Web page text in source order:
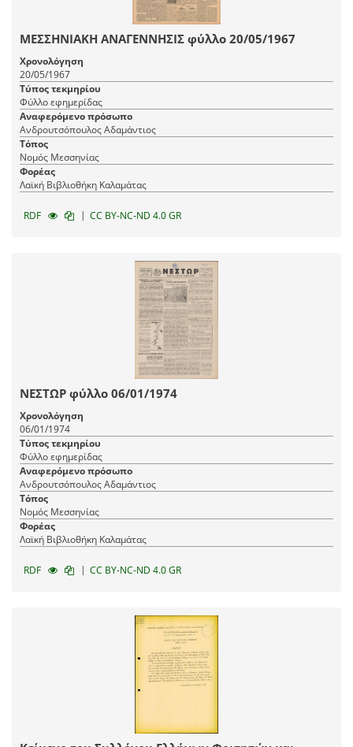
ΜΕΣΣΗΝΙΑΚΗ ΑΝΑΓΕΝΝΗΣΙΣ φύλλο 20/05/1967
Χρονολόγηση
20/05/1967
Τύπος τεκμηρίου
Φύλλο εφημερίδας
Αναφερόμενο πρόσωπο
Ανδρουτσόπουλος Αδαμάντιος
Τόπος
Νομός Μεσσηνίας
Φορέας
Λαϊκή Βιβλιοθήκη Καλαμάτας
RDF | CC BY-NC-ND 4.0 GR
ΝΕΣΤΩΡ φύλλο 06/01/1974
Χρονολόγηση
06/01/1974
Τύπος τεκμηρίου
Φύλλο εφημερίδας
Αναφερόμενο πρόσωπο
Ανδρουτσόπουλος Αδαμάντιος
Τόπος
Νομός Μεσσηνίας
Φορέας
Λαϊκή Βιβλιοθήκη Καλαμάτας
RDF | CC BY-NC-ND 4.0 GR